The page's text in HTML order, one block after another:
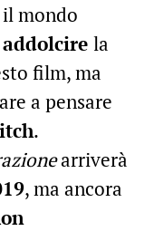
mondo
addolcire la
film, ma
a pensare
.
arriverà
, ma ancora